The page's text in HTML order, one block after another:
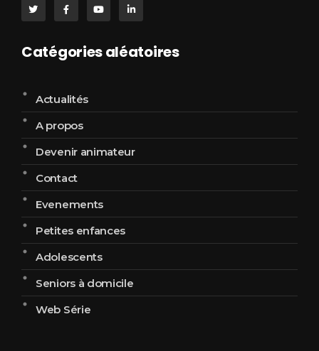
Catégories aléatoires
Actualités
A propos
Devenir animateur
Contact
Evenements
Petites enfances
Adolescents
Seniors à domicile
Web Série